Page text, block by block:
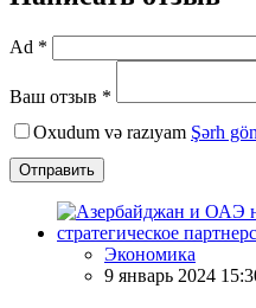
Ad *
Ваш отзыв *
Oxudum və razıyam Şərh
Отправить
Экономика
9 январь 2024